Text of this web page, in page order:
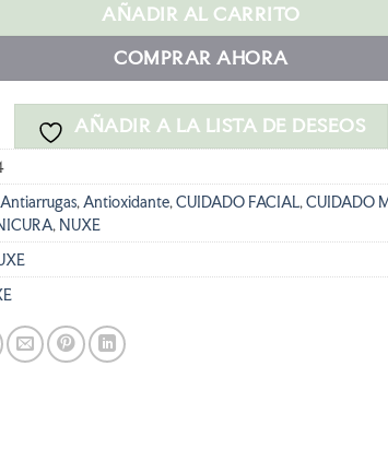
80,90 €.
es:
64,72 €.
AÑADIR AL CARRITO
COMPRAR AHORA
AÑADIR A LA LISTA DE DESEOS
Antiarrugas, Antioxidante, CUIDADO FACIAL, CUIDADO
, NUXE